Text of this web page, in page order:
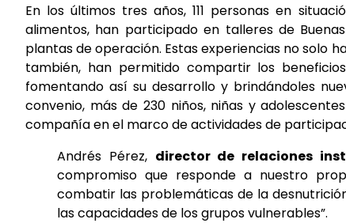
En los últimos tres años, 111 personas en
alimentos, han participado en talleres de
plantas de operación. Estas experiencias no solo
también, han permitido compartir los
fomentando así su desarrollo y brindándoles
convenio, más de 230 niños, niñas y
compañía en el marco de actividades de
Andrés Pérez, director de relaciones
compromiso que responde a nuestro
combatir las problemáticas de la
las capacidades de los grupos vulnerables”.